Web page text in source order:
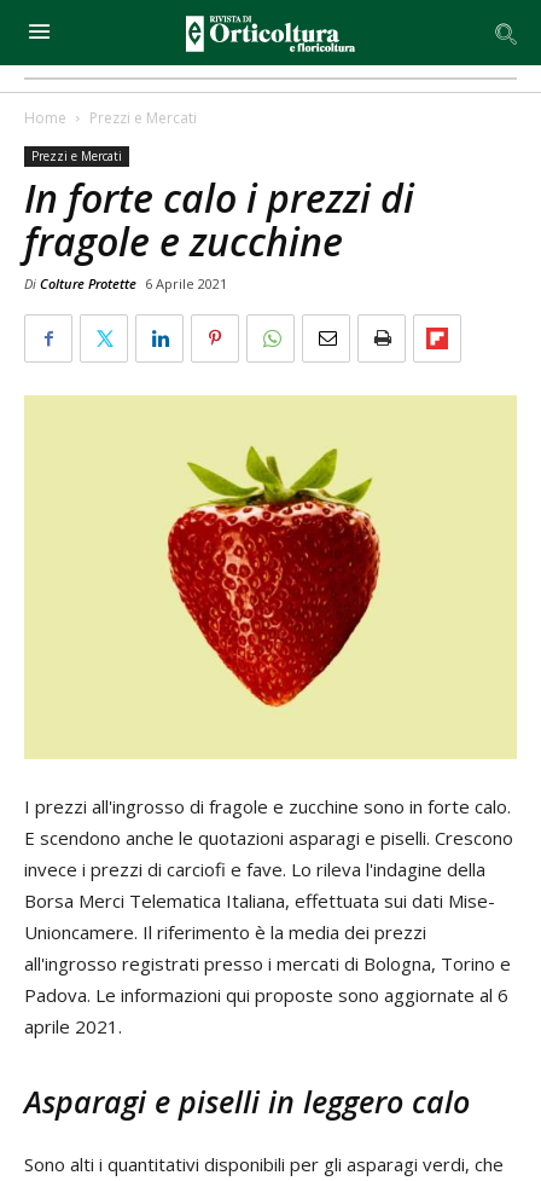
Home Prezzi e Mercati
Prezzi e Mercati
In forte calo i prezzi di
fragole e zucchine
Di Colture Protette 6 Aprile 2021
I prezzi all'ingrosso di fragole e zucchine sono in forte calo.
E scendono anche le quotazioni asparagi e piselli. Crescono
invece i prezzi di carciofi e fave. Lo rileva l'indagine della
Borsa Merci Telematica Italiana, effettuata sui dati Mise-
Unioncamere. Il riferimento è la media dei prezzi
all'ingrosso registrati presso i mercati di Bologna, Torino e
Padova. Le informazioni qui proposte sono aggiornate al 6
aprile 2021.
Asparagi e piselli in leggero calo
Sono alti i quantitativi disponibili per gli asparagi verdi, che